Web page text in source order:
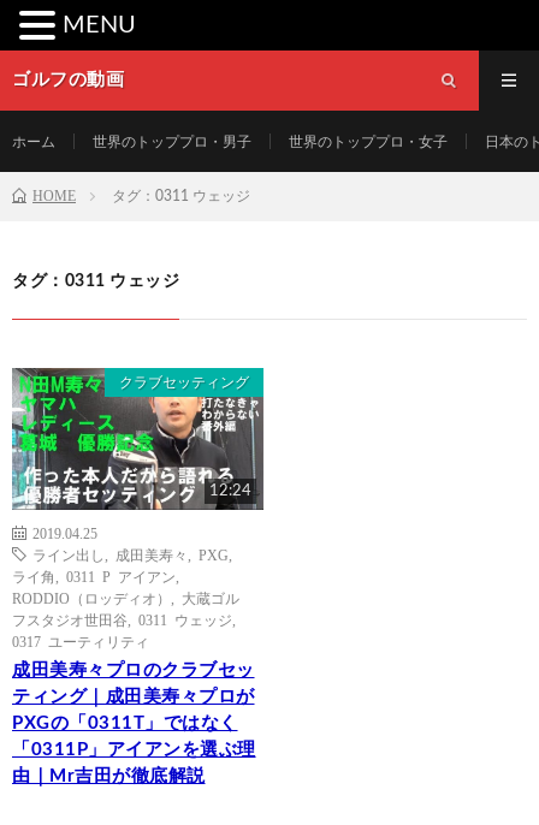
ゴルフの動画
ホーム 世界のトッププロ・男子 世界のトッププロ・女子 日本の
HOME タグ：0311 ウェッジ
タグ：0311 ウェッジ
クラブセッティング
12:24
2019.04.25
ライン出し
成田美寿々 PXG
ライ角
0311 P アイアン
RODDIO（ロッディオ）
大蔵ゴル
フスタジオ世田谷
0311 ウェッジ
0317 ユーティリティ
成田美寿々プロのクラブセッ
ティング｜成田美寿々プロが
PXGの「0311T」ではなく
「0311P」アイアンを選ぶ理
由｜Mr吉田が徹底解説
MENU